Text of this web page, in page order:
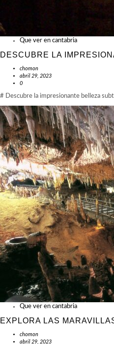
Que ver en cantabria
DESCUBRE LA
chomon
abril 29, 2023
0
# Descubre la impresionante belleza
Que ver en cantabria
EXPLORA LAS
chomon
abril 29, 2023